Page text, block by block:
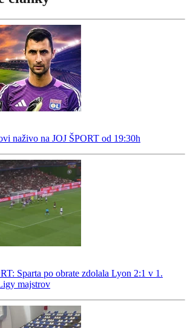
naživo na JOJ ŠPORT od 19:30h
Sparta po obrate zdolala Lyon 2:1 v 1.
majstrov